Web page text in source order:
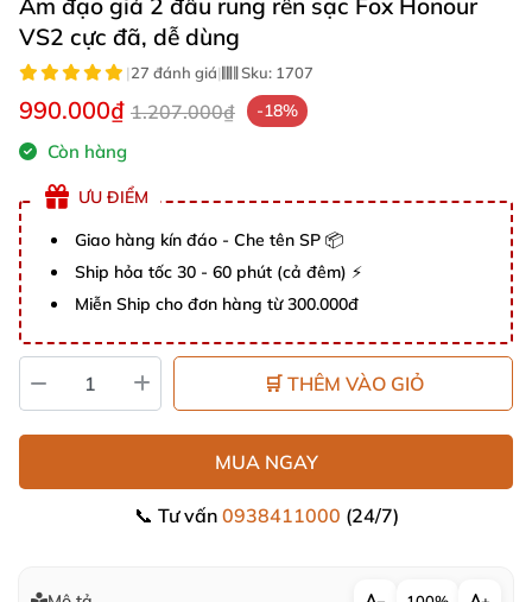
Âm đạo giả 2 đầu rung rên sạc Fox Honour
VS2 cực đã, dễ dùng
|27 đánh giá| Sku: 1707
990.000₫ 1.207.000₫ -18%
Còn hàng
ƯU ĐIỂM
Giao hàng kín đáo - Che tên SP 📦
Ship hỏa tốc 30 - 60 phút (cả đêm) ⚡
Miễn Ship cho đơn hàng từ 300.000đ
🛒 THÊM VÀO GIỎ
MUA NGAY
📞 Tư vấn 0938411000 (24/7)